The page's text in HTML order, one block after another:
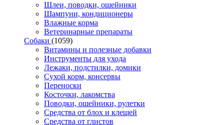
Шлеи, поводки, ошейники
Шампуни, кондиционеры
Влажные корма
Ветеринарные препараты
Собаки (1059)
Витамины и полезные добавки
Инструменты для ухода
Лежаки, подстилки, домики
Сухой корм, консервы
Переноски
Косточки, лакомства
Поводки, ошейники, рулетки
Средства от блох и клещей
Средства от глистов